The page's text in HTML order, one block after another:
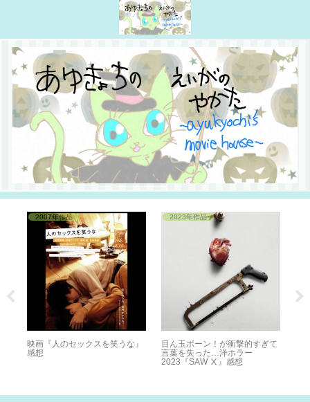
2007年作品
映画『人のセックスを笑うな』
感想
2023年作品
目ん玉ボーン！が衝撃的すぎて
言葉を失った…洋ホラー
2023『SAW Ⅹ』感想